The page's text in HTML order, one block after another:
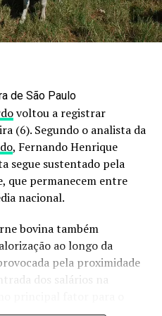
resíduos, passariam a
dos resíduos.
que o uso dessa
no Brasil
através da recuperação de
uma tecnologia
nutrientes em cursos
o fertilizante.
pela estruvita
de São Paulo
voltou a registrar
(6). Segundo o analista da
, Fernando Henrique
segue sustentado pela
que permanecem entre
nacional.
bovina também
ao longo da
pela proximidade
dos salários na